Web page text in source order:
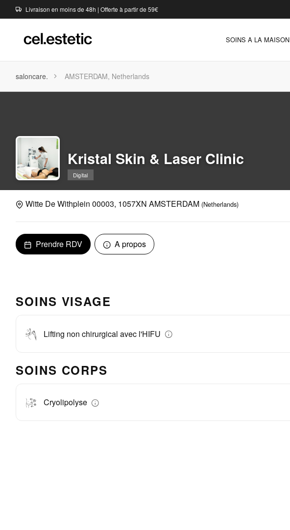
Livraison en moins de 48h | Offerte à partir de 59€
SOINS A LA MAISON
saloncare. AMSTERDAM, Netherlands
Kristal Skin & Laser Clinic
Digital
Witte De Withplein 00003, 1057XN AMSTERDAM (Netherlands)
Prendre RDV A propos
SOINS VISAGE
Lifting non chirurgical avec l'HIFU
SOINS CORPS
Cryolipolyse